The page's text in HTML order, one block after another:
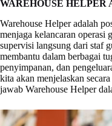
WAREHOUSE HELPER
Warehouse Helper adalah
menjaga kelancaran operasi
supervisi langsung dari staf
membantu dalam berbagai
penyimpanan, dan
kita akan menjelaskan
jawab Warehouse Helper